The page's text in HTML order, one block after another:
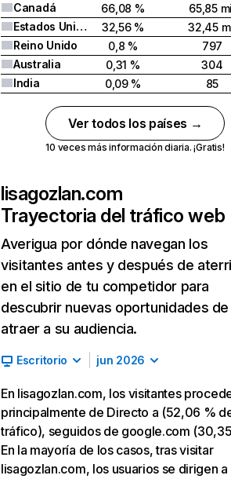
Canadá
66,08 %
65,85
Estados Unidos
32,56 %
32,45
Reino Unido
0,8 %
797
Australia
0,31 %
304
India
0,09 % 85
Ver todos los países →
10 veces más información diaria. ¡Gratis!
lisagozlan.com
Trayectoria del tráfico web
Averigua por dónde navegan los
visitantes antes y después de
en el sitio de tu competidor para
descubrir nuevas oportunidades de
atraer a su audiencia.
Escritorio jun 2026
En lisagozlan.com, los visitantes
principalmente de Directo a (52,06 %
tráfico), seguidos de google.com
En la mayoría de los casos, tras visitar
lisagozlan.com, los usuarios se dirigen a